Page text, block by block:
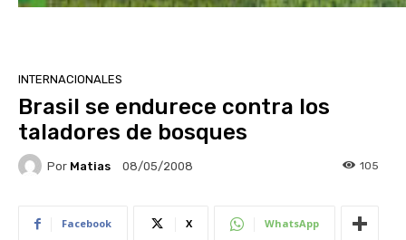
INTERNACIONALES
Brasil se endurece contra los
taladores de bosques
Por Matias 08/05/2008 105
Facebook X WhatsApp